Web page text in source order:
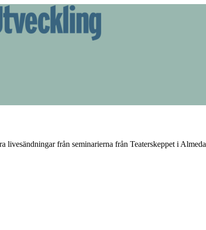
från seminarierna från Teaterskeppet i